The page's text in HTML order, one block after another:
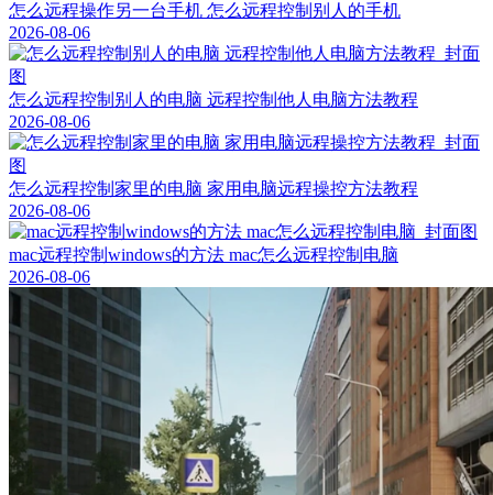
怎么远程操作另一台手机 怎么远程控制别人的手机
2026-08-06
怎么远程控制别人的电脑 远程控制他人电脑方法教程
2026-08-06
怎么远程控制家里的电脑 家用电脑远程操控方法教程
2026-08-06
mac远程控制windows的方法 mac怎么远程控制电脑
2026-08-06